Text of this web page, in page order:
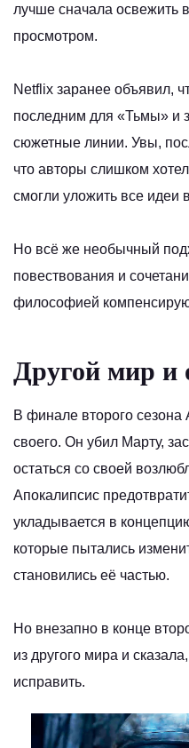
лучше сначала освежить
просмотром.
Netflix заранее объявил,
последним для «Тьмы» и
сюжетные линии. Увы,
что авторы слишком
смогли уложить все идеи
Но всё же необычный
повествования и
философией
Другой мир и
В финале второго
своего. Он убил Марту,
остаться со своей
Апокалипсис
укладывается в
которые пытались
становились её частью.
Но внезапно в конце
из другого мира и
исправить.